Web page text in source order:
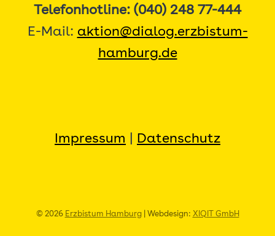
Telefonhotline: (040) 248 77-444
E-Mail: aktion@dialog.erzbistum-
hamburg.de
Impressum Datenschutz
© 2026 Erzbistum Hamburg| Webdesign: XIQIT GmbH